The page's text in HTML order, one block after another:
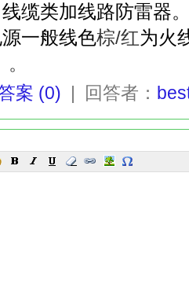
缆类加线路防雷器
一般线色棕/红为火
案 (0) | 回答者：